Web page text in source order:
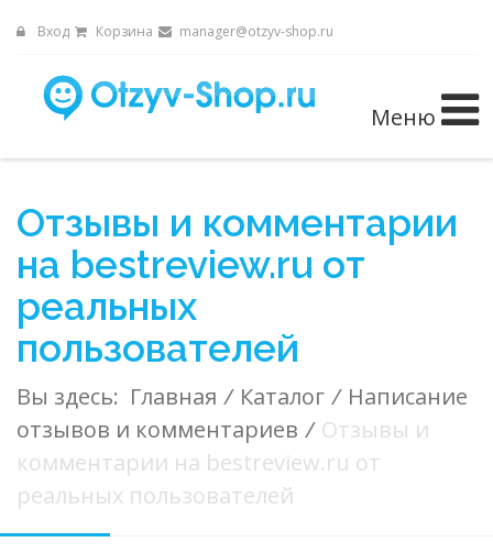
Вход Корзина manager@otzyv-shop.ru
Меню
Отзывы и комментарии
на bestreview.ru от
реальных
пользователей
Вы здесь: Главная / Каталог / Написание
отзывов и комментариев / Отзывы и
комментарии на bestreview.ru от
реальных пользователей